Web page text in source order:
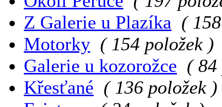
Z Galerie u Plazíka (
Motorky ( 154 položek )
Galerie u kozorožce ( 84
Křesťané ( 136 položek )